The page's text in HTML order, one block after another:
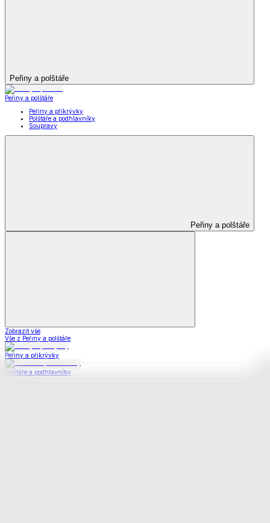
Peřiny a polštáře
Peřiny a polštáře
Peřiny a přikrývky
Polštáře a podhlavníky
Soupravy
Peřiny a polštáře
Zobrazit vše
Vše z Peřiny a polštáře
Peřiny a přikrývky
Polštáře a podhlavníky